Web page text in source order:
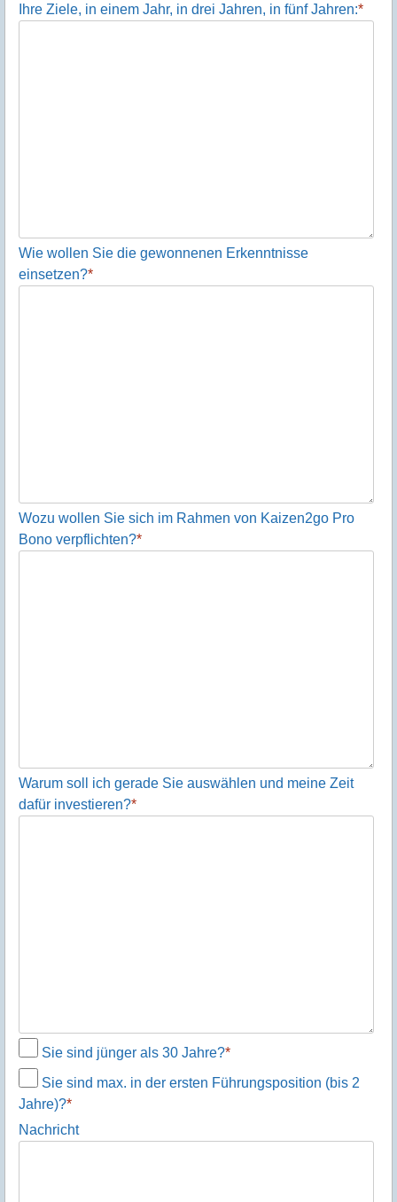
Ihre Ziele, in einem Jahr, in drei Jahren, in fünf Jahren:*
Wie wollen Sie die gewonnenen Erkenntnisse
einsetzen?*
Wozu wollen Sie sich im Rahmen von Kaizen2go Pro
Bono verpflichten?*
Warum soll ich gerade Sie auswählen und meine Zeit
dafür investieren?*
Sie sind jünger als 30 Jahre?*
Sie sind max. in der ersten Führungsposition (bis 2
Jahre)?*
Nachricht